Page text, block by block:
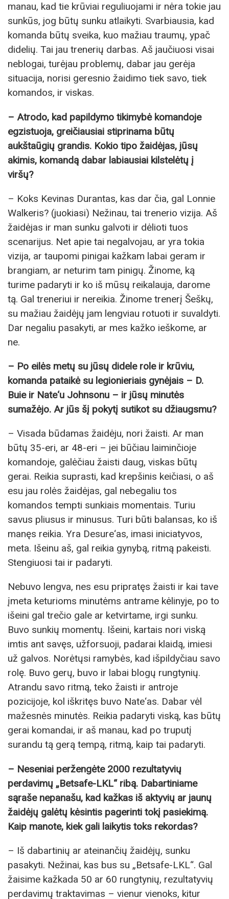
manau, kad tie krūviai reguliuojami ir nėra tokie jau
sunkūs, jog būtų sunku atlaikyti. Svarbiausia, kad
komanda būtų sveika, kuo mažiau traumų, ypač
didelių. Tai jau trenerių darbas. Aš jaučiuosi visai
neblogai, turėjau problemų, dabar jau gerėja
situacija, norisi geresnio žaidimo tiek savo, tiek
komandos, ir viskas.
– Atrodo, kad papildymo tikimybė komandoje
egzistuoja, greičiausiai stiprinama būtų
aukštaūgių grandis. Kokio tipo žaidėjas, jūsų
akimis, komandą dabar labiausiai kilstelėtų į
viršų?
– Koks Kevinas Durantas, kas dar čia, gal Lonnie
Walkeris? (juokiasi) Nežinau, tai trenerio vizija. Aš
žaidėjas ir man sunku galvoti ir dėlioti tuos
scenarijus. Net apie tai negalvojau, ar yra tokia
vizija, ar taupomi pinigai kažkam labai geram ir
brangiam, ar neturim tam pinigų. Žinome, ką
turime padaryti ir ko iš mūsų reikalauja, darome
tą. Gal treneriui ir nereikia. Žinome trenerį Šeškų,
su mažiau žaidėjų jam lengviau rotuoti ir suvaldyti.
Dar negaliu pasakyti, ar mes kažko ieškome, ar
ne.
– Po eilės metų su jūsų didele role ir krūviu,
komanda pataikė su legionieriais gynėjais – D.
Buie ir Nate‘u Johnsonu – ir jūsų minutės
sumažėjo. Ar jūs šį pokytį sutikot su džiaugsmu?
– Visada būdamas žaidėju, nori žaisti. Ar man
būtų 35-eri, ar 48-eri – jei būčiau laiminčioje
komandoje, galėčiau žaisti daug, viskas būtų
gerai. Reikia suprasti, kad krepšinis keičiasi, o aš
esu jau rolės žaidėjas, gal nebegaliu tos
komandos tempti sunkiais momentais. Turiu
savus pliusus ir minusus. Turi būti balansas, ko iš
manęs reikia. Yra Desure‘as, imasi iniciatyvos,
meta. Išeinu aš, gal reikia gynybą, ritmą pakeisti.
Stengiuosi tai ir padaryti.
Nebuvo lengva, nes esu pripratęs žaisti ir kai tave
įmeta keturioms minutėms antrame kėlinyje, po to
išeini gal trečio gale ar ketvirtame, irgi sunku.
Buvo sunkių momentų. Išeini, kartais nori viską
imtis ant savęs, užforsuoji, padarai klaidą, imiesi
už galvos. Norėtųsi ramybės, kad išpildyčiau savo
rolę. Buvo gerų, buvo ir labai blogų rungtynių.
Atrandu savo ritmą, teko žaisti ir antroje
pozicijoje, kol iškritęs buvo Nate‘as. Dabar vėl
mažesnės minutės. Reikia padaryti viską, kas būtų
gerai komandai, ir aš manau, kad po truputį
surandu tą gerą tempą, ritmą, kaip tai padaryti.
– Neseniai peržengėte 2000 rezultatyvių
perdavimų „Betsafe-LKL“ ribą. Dabartiniame
sąraše nepanašu, kad kažkas iš aktyvių ar jaunų
žaidėjų galėtų kėsintis pagerinti tokį pasiekimą.
Kaip manote, kiek gali laikytis toks rekordas?
– Iš dabartinių ar ateinančių žaidėjų, sunku
pasakyti. Nežinai, kas bus su „Betsafe-LKL“. Gal
žaisime kažkada 50 ar 60 rungtynių, rezultatyvių
perdavimų traktavimas – vienur vienoks, kitur